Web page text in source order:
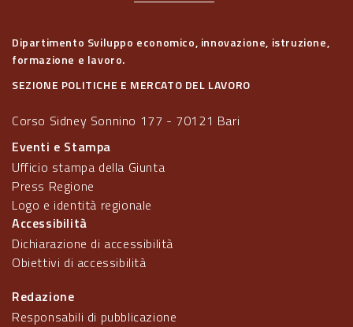
Dipartimento Sviluppo economico, innovazione, istruzione,
formazione e lavoro.
SEZIONE POLITICHE E MERCATO DEL LAVORO
Corso Sidney Sonnino 177 - 70121 Bari
Eventi e Stampa
Ufficio stampa della Giunta
Press Regione
Logo e identità regionale
Accessibilità
Dichiarazione di accessibilità
Obiettivi di accessibilità
Redazione
Responsabili di pubblicazione